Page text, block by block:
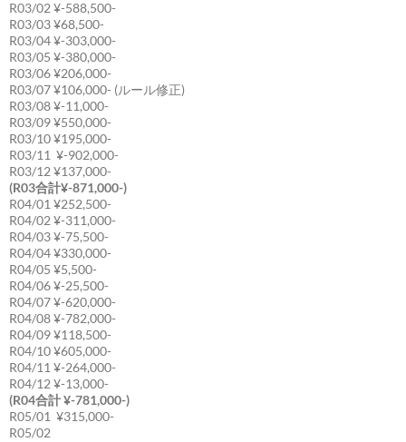
R03/02 ¥-588,500-
R03/03 ¥68,500-
R03/04 ¥-303,000-
R03/05 ¥-380,000-
R03/06 ¥206,000-
R03/07 ¥106,000- (ルール修正)
R03/08 ¥-11,000-
R03/09 ¥550,000-
R03/10 ¥195,000-
R03/11 ¥-902,000-
R03/12 ¥137,000-
(R03合計¥-871,000-)
R04/01 ¥252,500-
R04/02 ¥-311,000-
R04/03 ¥-75,500-
R04/04 ¥330,000-
R04/05 ¥5,500-
R04/06 ¥-25,500-
R04/07 ¥-620,000-
R04/08 ¥-782,000-
R04/09 ¥118,500-
R04/10 ¥605,000-
R04/11 ¥-264,000-
R04/12 ¥-13,000-
(R04合計 ¥-781,000-)
R05/01 ¥315,000-
R05/02